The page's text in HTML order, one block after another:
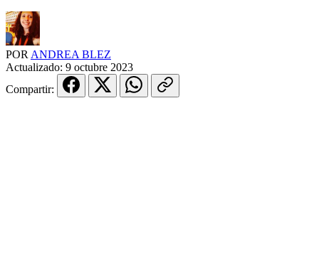
POR ANDREA BLEZ
Actualizado: 9 octubre 2023
Compartir: